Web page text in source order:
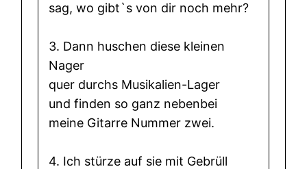
sag, wo gibt`s von dir noch mehr?
3. Dann huschen diese kleinen
Nager
quer durchs Musikalien-Lager
und finden so ganz nebenbei
meine Gitarre Nummer zwei.
4. Ich stürze auf sie mit Gebrüll